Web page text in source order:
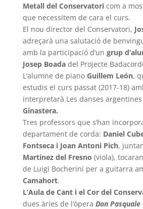
Metall del Conservatoricom a
que necessitem de cara el curs.
El nou director del Conservatori,
adreçarà una salutació de
amb la participació d’un grup
Josep Boadadel Projecte
L’alumne de piano Guillem León,
estudis el curs passat (2017-18)
interpretarà Les danses argentines
Ginastera.
Tres professors que s’han
departament de corda: Daniel
Fontseca i Joan Antoni Pich,
Martínez del Fresno (viola),
de Luigi Bocherini per a guitarra
Camahort.
L’Aula de Cant i el Cor del
dues àries de l’òpera Don Pasquale